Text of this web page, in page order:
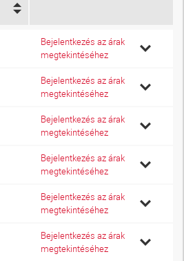
Bejelentkezés az árak
megtekintéséhez
Bejelentkezés az árak
megtekintéséhez
Bejelentkezés az árak
megtekintéséhez
Bejelentkezés az árak
megtekintéséhez
Bejelentkezés az árak
megtekintéséhez
Bejelentkezés az árak
megtekintéséhez